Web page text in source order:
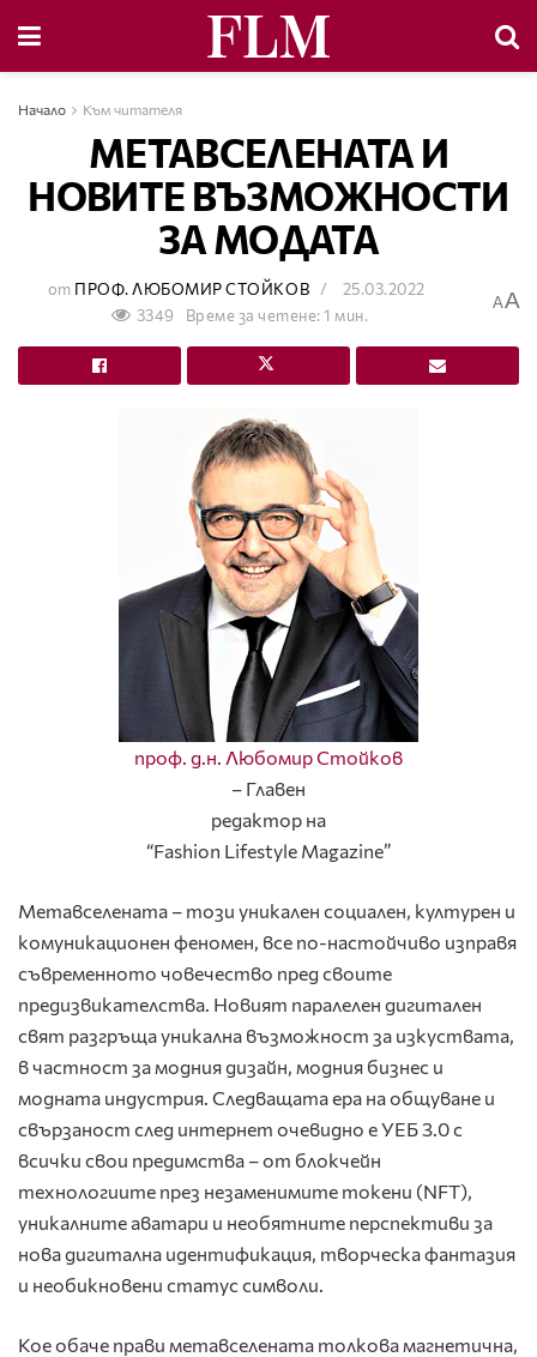
Начало Към читателя
МЕТАВСЕЛЕНАТА И
НОВИТЕ ВЪЗМОЖНОСТИ
ЗА МОДАТА
от ПРОФ. ЛЮБОМИР СТОЙКОВ
25.03.2022
3349
Време за четене: 1 мин.
AA
проф. д.н. Любомир Стойков
– Главен
редактор на
“Fashion Lifestyle Magazine”
Метавселената – този уникален социален, културен и
комуникационен феномен, все по-настойчиво изправя
съвременното човечество пред своите
предизвикателства. Новият паралелен дигитален
свят разгръща уникална възможност за изкуствата,
в частност за модния дизайн, модния бизнес и
модната индустрия. Следващата ера на общуване и
свързаност след интернет очевидно е УЕБ 3.0 с
всички свои предимства – от блокчейн
технологиите през незаменимите токени (NFT),
уникалните аватари и необятните перспективи за
нова дигитална идентификация, творческа фантазия
и необикновени статус символи.
Кое обаче прави метавселената толкова магнетична,